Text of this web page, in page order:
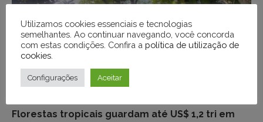
Florestas tropicais guardam até US$ 1,2 tri em
Utilizamos cookies essenciais e tecnologias
semelhantes. Ao continuar navegando, você concorda
com estas condições. Confira a política de utilização de
cookies
Configurações Aceitar